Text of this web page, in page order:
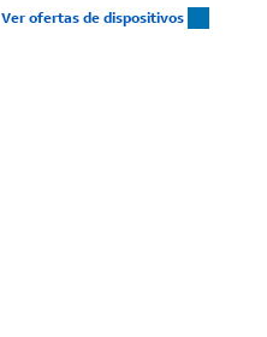
Ver ofertas de dispositivos